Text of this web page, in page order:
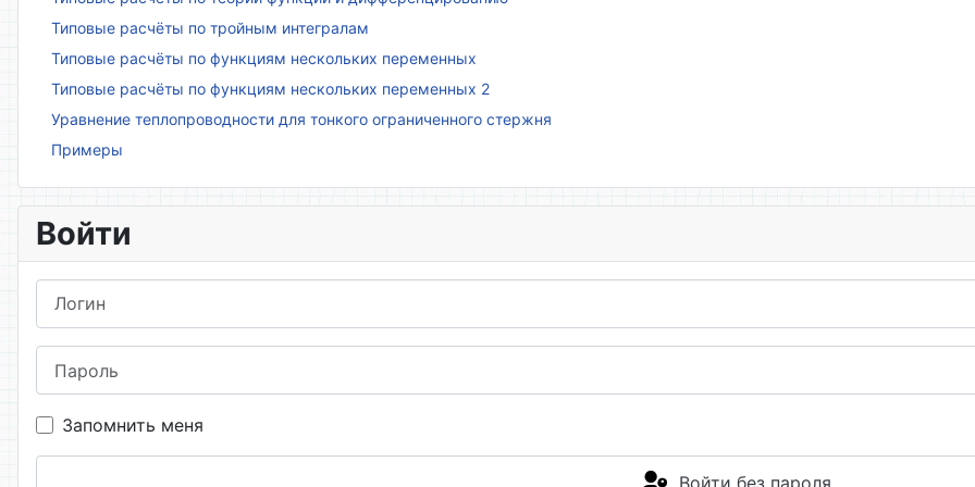
Типовые расчёты по тройным интегралам
Типовые расчёты по функциям нескольких переменных
Типовые расчёты по функциям нескольких переменных 2
Уравнение теплопроводности для тонкого ограниченного стержня
Примеры
Войти
Запомнить меня
Войти без пароля